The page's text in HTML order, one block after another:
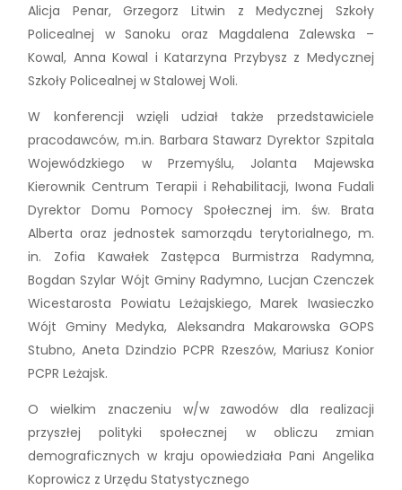
Alicja Penar, Grzegorz Litwin z Medycznej Szkoły
Policealnej w Sanoku oraz Magdalena Zalewska –
Kowal, Anna Kowal i Katarzyna Przybysz z Medycznej
Szkoły Policealnej w Stalowej Woli.
W konferencji wzięli udział także przedstawiciele
pracodawców, m.in. Barbara Stawarz Dyrektor Szpitala
Wojewódzkiego w Przemyślu, Jolanta Majewska
Kierownik Centrum Terapii i Rehabilitacji, Iwona Fudali
Dyrektor Domu Pomocy Społecznej im. św. Brata
Alberta oraz jednostek samorządu terytorialnego, m.
in. Zofia Kawałek Zastępca Burmistrza Radymna,
Bogdan Szylar Wójt Gminy Radymno, Lucjan Czenczek
Wicestarosta Powiatu Leżajskiego, Marek Iwasieczko
Wójt Gminy Medyka, Aleksandra Makarowska GOPS
Stubno, Aneta Dzindzio PCPR Rzeszów, Mariusz Konior
PCPR Leżajsk.
O wielkim znaczeniu w/w zawodów dla realizacji
przyszłej polityki społecznej w obliczu zmian
demograficznych w kraju opowiedziała Pani Angelika
Koprowicz z Urzędu Statystycznego